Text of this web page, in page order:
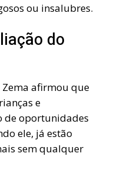
ou insalubres.
do
afirmou que
e
de oportunidades
ele, já estão
sem qualquer